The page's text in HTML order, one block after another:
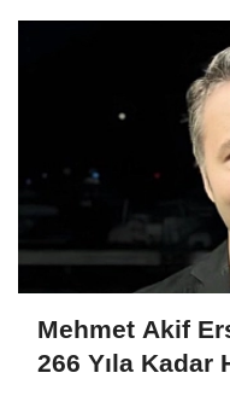
Mehmet Akif
266 Yıla Kadar